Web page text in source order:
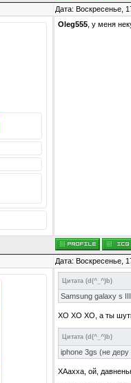
Дата: Воскресенье,
Oleg555 , у меня
Дата: Воскресенье,
Цитата (d(^_^)b)
Samsung galaxy s III
ХО ХО ХО, а ты
Цитата (d(^_^)b)
iphone 3gs (не
ХАахха, ой,